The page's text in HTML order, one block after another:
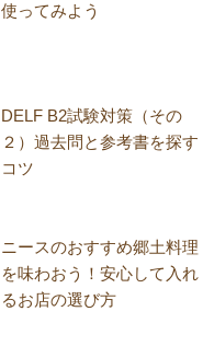
使ってみよう
DELF B2試験対策（その
２）過去問と参考書を探す
コツ
ニースのおすすめ郷土料理
を味わおう！安心して入れ
るお店の選び方